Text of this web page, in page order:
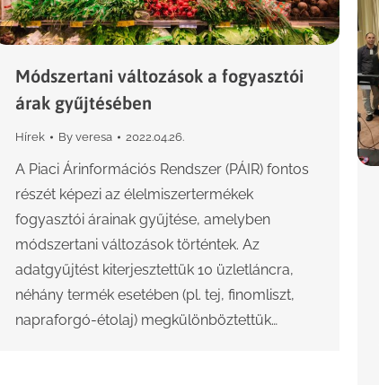
Módszertani változások a fogyasztói
árak gyűjtésében
Hírek By veresa 2022.04.26.
A Piaci Árinformációs Rendszer (PÁIR) fontos
részét képezi az élelmiszertermékek
fogyasztói árainak gyűjtése, amelyben
módszertani változások történtek. Az
adatgyűjtést kiterjesztettük 10 üzletláncra,
néhány termék esetében (pl. tej, finomliszt,
napraforgó-étolaj) megkülönböztettük…